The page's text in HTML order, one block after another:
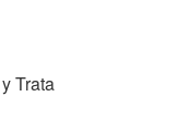
y Trata